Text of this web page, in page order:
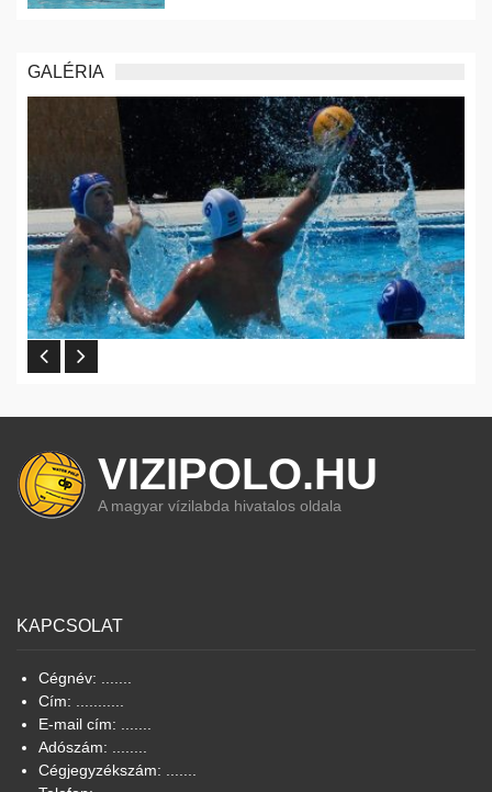
GALÉRIA
VIZIPOLO.HU
A magyar vízilabda hivatalos oldala
KAPCSOLAT
Cégnév: .......
Cím: ...........
E-mail cím: .......
Adószám: ........
Cégjegyzékszám: .......